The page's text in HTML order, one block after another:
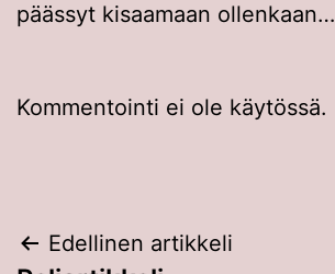
päässyt kisaamaan ollenkaan…
Kommentointi ei ole käytössä.
Artikkelien
Edellinen artikkeli